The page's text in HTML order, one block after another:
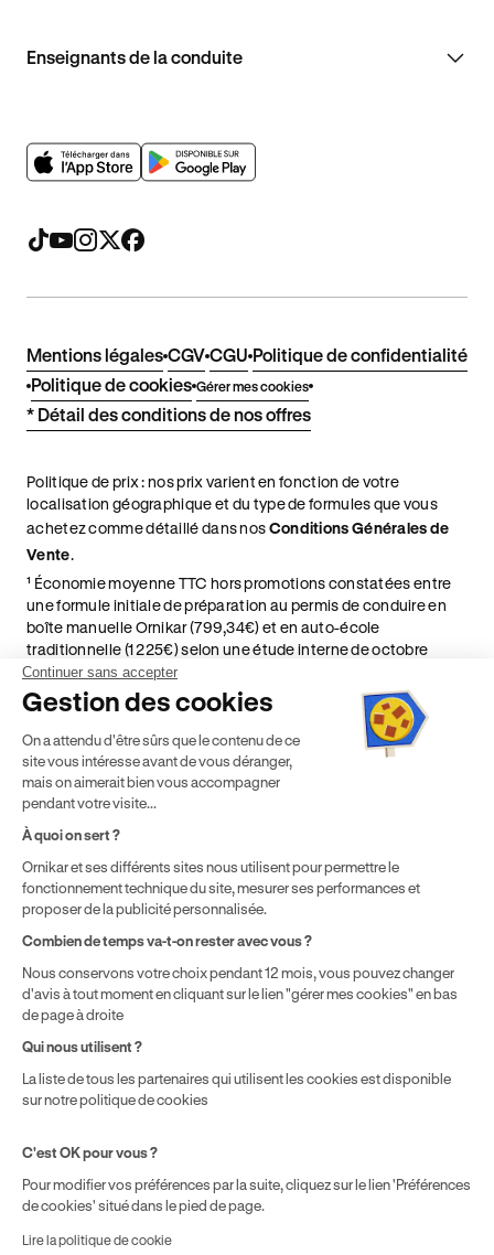
Enseignants de la conduite
Mentions légales CGV CGU Politique de confidentialité
Politique de cookies Gérer mes cookies
* Détail des conditions de nos offres
Politique de prix : nos prix varient en fonction de votre
localisation géographique et du type de formules que vous
achetez comme détaillé dans nosConditions Générales de
Vente.
¹ Économie moyenne TTC hors promotions constatées entre
une formule initiale de préparation au permis de conduire en
boîte manuelle Ornikar (799,34€) et en auto-école
traditionnelle (1 225€) selon une étude interne de octobre
2024. Étude menée sur le marché des auto-écoles situées en
France métropolitaine & en outre-mer.
² Le prix de référence auquel est appliqué cette réduction
dépend de la zone géographique dans laquelle vous souhaitez
effectuer vos heures de conduite conformément à l'Article 6
de nos Conditions Générales de Vente
⁵ Montant du financement CPF variable selon les droits acquis
par chaque bénéficiaire. Exemple donné pour un titulaire
solde disponible sur le Compte Personnel de Formation et du
prix de la formation choisie.
Continuer sans accepter
Gestion des cookies
On a attendu d'être sûrs que le contenu de ce
site vous intéresse avant de vous déranger,
mais on aimerait bien vous accompagner
pendant votre visite...
À quoi on sert ?
Ornikar et ses différents sites nous utilisent pour permettre le
fonctionnement technique du site, mesurer ses performances et
proposer de la publicité personnalisée.
Combien de temps va-t-on rester avec vous ?
Nous conservons votre choix pendant 12 mois, vous pouvez changer
d'avis à tout moment en cliquant sur le lien "gérer mes cookies" en bas
de page à droite
Qui nous utilisent ?
La liste de tous les partenaires qui utilisent les cookies est disponible
sur notre politique de cookies
C'est OK pour vous ?
Pour modifier vos préférences par la suite, cliquez sur le lien 'Préférences
de cookies' situé dans le pied de page.
Lire la politique de cookie